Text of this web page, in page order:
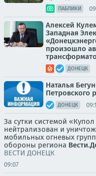
ПАБЛИКИ
Алексей
Западная
произошло
ДОНЕЦК
Наталья
Петровского
ДОНЕЦК
За сутки системой
нейтрализован и
мобильных огневых
обороны региона
ВЕСТИ ДОНЕЦК
09:07